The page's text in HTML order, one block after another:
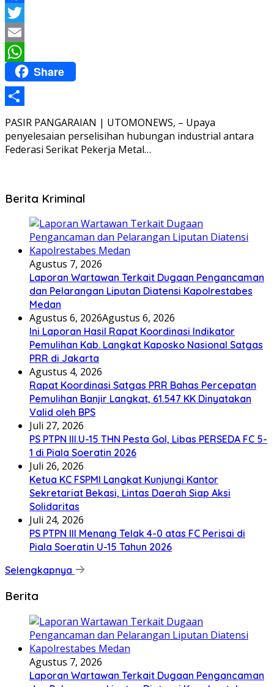
Facebook
Twitter
Email
WhatsApp
Share
Share
PASIR PANGARAIAN | UTOMONEWS, – Upaya
penyelesaian perselisihan hubungan industrial antara
Federasi Serikat Pekerja Metal…
Berita Kriminal
Agustus 7, 2026
Laporan Wartawan Terkait Dugaan Pengancaman
dan Pelarangan Liputan Diatensi Kapolrestabes
Medan
Agustus 6, 2026Agustus 6, 2026
Ini Laporan Hasil Rapat Koordinasi Indikator
Pemulihan Kab. Langkat Kaposko Nasional Satgas
PRR di Jakarta
Agustus 4, 2026
Rapat Koordinasi Satgas PRR Bahas Percepatan
Pemulihan Banjir Langkat, 61.547 KK Dinyatakan
Valid oleh BPS
Juli 27, 2026
PS PTPN III.U-15 THN Pesta Gol, Libas PERSEDA FC 5-
1 di Piala Soeratin 2026
Juli 26, 2026
Ketua KC FSPMI Langkat Kunjungi Kantor
Sekretariat Bekasi, Lintas Daerah Siap Aksi
Solidaritas
Juli 24, 2026
PS PTPN III Menang Telak 4-0 atas FC Perisai di
Piala Soeratin U-15 Tahun 2026
Selengkapnya
Berita
Agustus 7, 2026
Laporan Wartawan Terkait Dugaan Pengancaman